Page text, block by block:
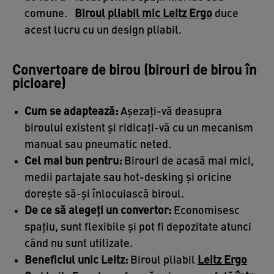
comune.
Biroul pliabil mic Leitz Ergo duce
acest lucru cu un design pliabil.
Convertoare de birou (birouri de birou în
picioare)
Cum se adaptează: Așezați-vă deasupra
biroului existent și ridicați-vă cu un mecanism
manual sau pneumatic neted.
Cel mai bun pentru: Birouri de acasă mai mici,
medii partajate sau hot-desking și oricine
dorește să-și înlocuiască biroul.
De ce să alegeți un convertor: Economisesc
spațiu, sunt flexibile și pot fi depozitate atunci
când nu sunt utilizate.
Beneficiul unic Leitz: Biroul pliabil Leitz Ergo